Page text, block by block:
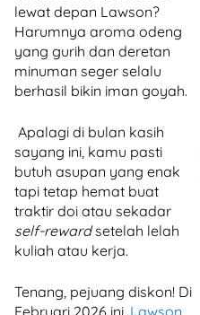
lewat depan Lawson?
Harumnya aroma odeng
yang gurih dan deretan
minuman seger selalu
berhasil bikin iman goyah.
Apalagi di bulan kasih
sayang ini, kamu pasti
butuh asupan yang enak
tapi tetap hemat buat
traktir doi atau sekadar
self-rewardsetelah lelah
kuliah atau kerja.
Tenang, pejuang diskon! Di